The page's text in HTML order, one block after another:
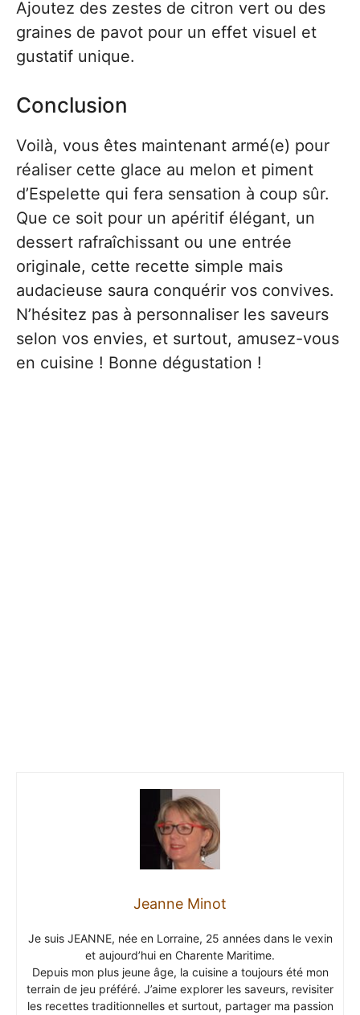
Ajoutez des zestes de citron vert ou des
graines de pavot pour un effet visuel et
gustatif unique.
Conclusion
Voilà, vous êtes maintenant armé(e) pour
réaliser cette glace au melon et piment
d’Espelette qui fera sensation à coup sûr.
Que ce soit pour un apéritif élégant, un
dessert rafraîchissant ou une entrée
originale, cette recette simple mais
audacieuse saura conquérir vos convives.
N’hésitez pas à personnaliser les saveurs
selon vos envies, et surtout, amusez-vous
en cuisine ! Bonne dégustation !
Jeanne Minot
Je suis JEANNE, née en Lorraine, 25 années dans le vexin
et aujourd’hui en Charente Maritime.
Depuis mon plus jeune âge, la cuisine a toujours été mon
terrain de jeu préféré. J’aime explorer les saveurs, revisiter
les recettes traditionnelles et surtout, partager ma passion